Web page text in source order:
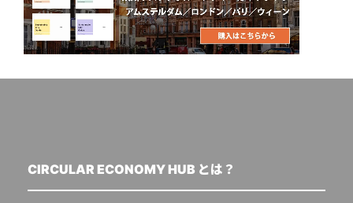
CIRCULAR ECONOMY HUB とは？